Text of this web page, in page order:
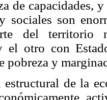
de capacidades,
sociales son
del territorio
el otro con
pobreza y
de la